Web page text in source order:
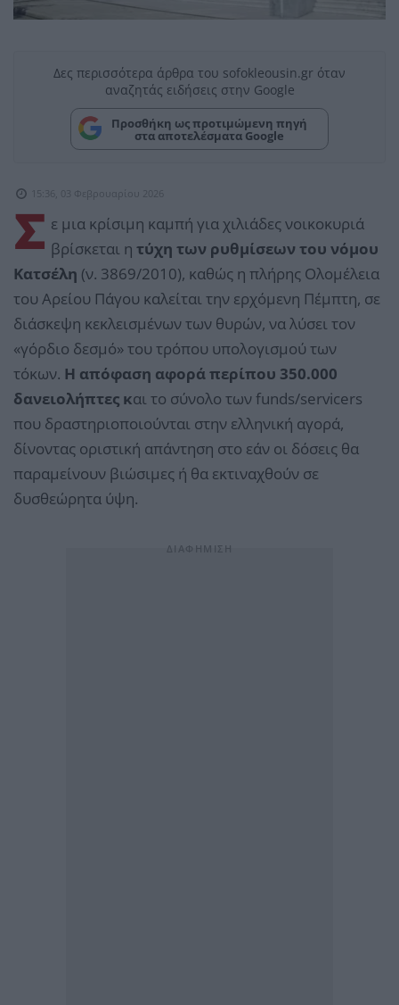
Δες περισσότερα άρθρα του sofokleousin.gr όταν
αναζητάς ειδήσεις στην Google
Προσθήκη ως προτιμώμενη πηγή
στα αποτελέσματα Google
15:36, 03 Φεβρουαρίου 2026
Σ ε μια κρίσιμη καμπή για χιλιάδες νοικοκυριά
βρίσκεται η τύχη των ρυθμίσεων του νόμου
Κατσέλη (ν. 3869/2010), καθώς η πλήρης Ολομέλεια
του Αρείου Πάγου καλείται την ερχόμενη Πέμπτη, σε
διάσκεψη κεκλεισμένων των θυρών, να λύσει τον
«γόρδιο δεσμό» του τρόπου υπολογισμού των
τόκων. Η απόφαση αφορά περίπου 350.000
δανειολήπτες και το σύνολο των funds/servicers
που δραστηριοποιούνται στην ελληνική αγορά,
δίνοντας οριστική απάντηση στο εάν οι δόσεις θα
παραμείνουν βιώσιμες ή θα εκτιναχθούν σε
δυσθεώρητα ύψη.